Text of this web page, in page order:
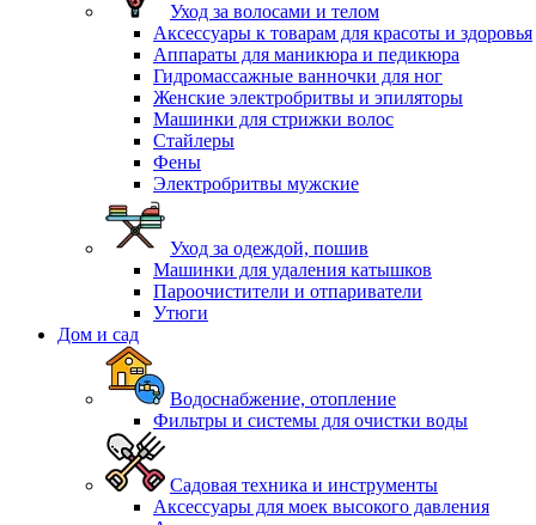
Уход за волосами и телом
Аксессуары к товарам для красоты и здоровья
Аппараты для маникюра и педикюра
Гидромассажные ванночки для ног
Женские электробритвы и эпиляторы
Машинки для стрижки волос
Стайлеры
Фены
Электробритвы мужские
Уход за одеждой, пошив
Машинки для удаления катышков
Пароочистители и отпариватели
Утюги
Дом и сад
Водоснабжение, отопление
Фильтры и системы для очистки воды
Садовая техника и инструменты
Аксессуары для моек высокого давления